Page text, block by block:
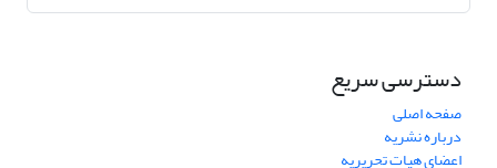
دسترسی سریع
صفحه اصلی
درباره نشریه
اعضای هیات تحریریه